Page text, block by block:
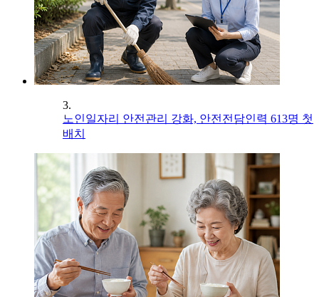
3.
노인일자리 안전관리 강화, 안전전담인력 613명 첫
배치